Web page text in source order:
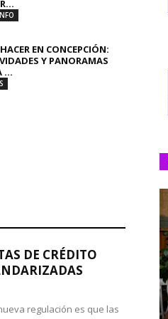
EN CONCEPCIÓN:
Y PANORAMAS
...
DE CRÉDITO
regulación es que las